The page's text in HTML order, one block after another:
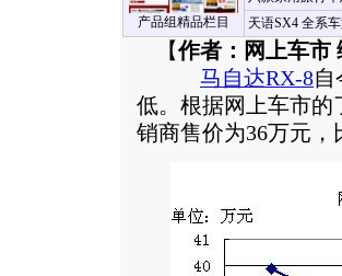
产品组精品栏目
天语SX4 全系
【作者：网上车市
马自达RX-8自
低。根据网上车市的
销商售价为36万元，